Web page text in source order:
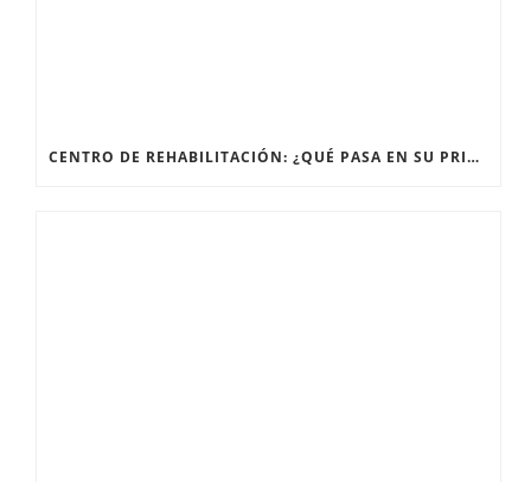
CENTRO DE REHABILITACIÓN: ¿QUÉ PASA EN SU PRIMERA SESIÓN?